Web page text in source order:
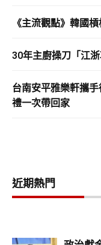
《主流觀點》韓國
30年主廚操刀「江
台南安平雅樂軒攜
禮一次帶回家
近期熱門